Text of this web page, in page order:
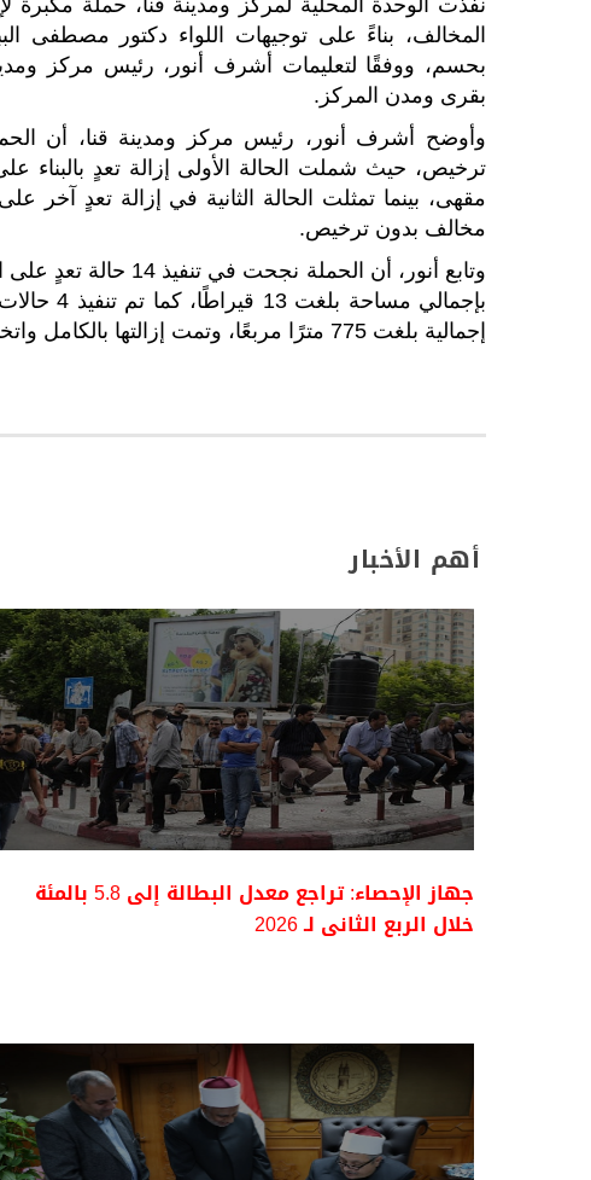
المخالف، بناءً على توجيهات اللواء دكتور مصطفى
بحسم، ووفقًا لتعليمات أشرف أنور، رئيس مركز
بقرى ومدن المركز.
وأوضح أشرف أنور، رئيس مركز ومدينة قنا، أن
مقهى، بينما تمثلت الحالة الثانية في إزالة تعدٍ
مخالف بدون ترخيص.
وتابع أنور، أن
بإجمالي
إجمالية بلغت 775 مترًا مربعًا، وتمت إزالتها بالكامل واتخاذ الإجراءات القانونية اللازمة.
أهم الأخبار
جهاز الإحصاء: تراجع معدل البطالة إلى 5.8 بالمئة
خلال الربع الثانى لـ 2026